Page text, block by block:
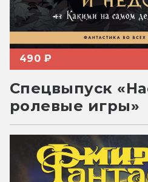
490 ₽
Спецвыпуск
ролевые игры»